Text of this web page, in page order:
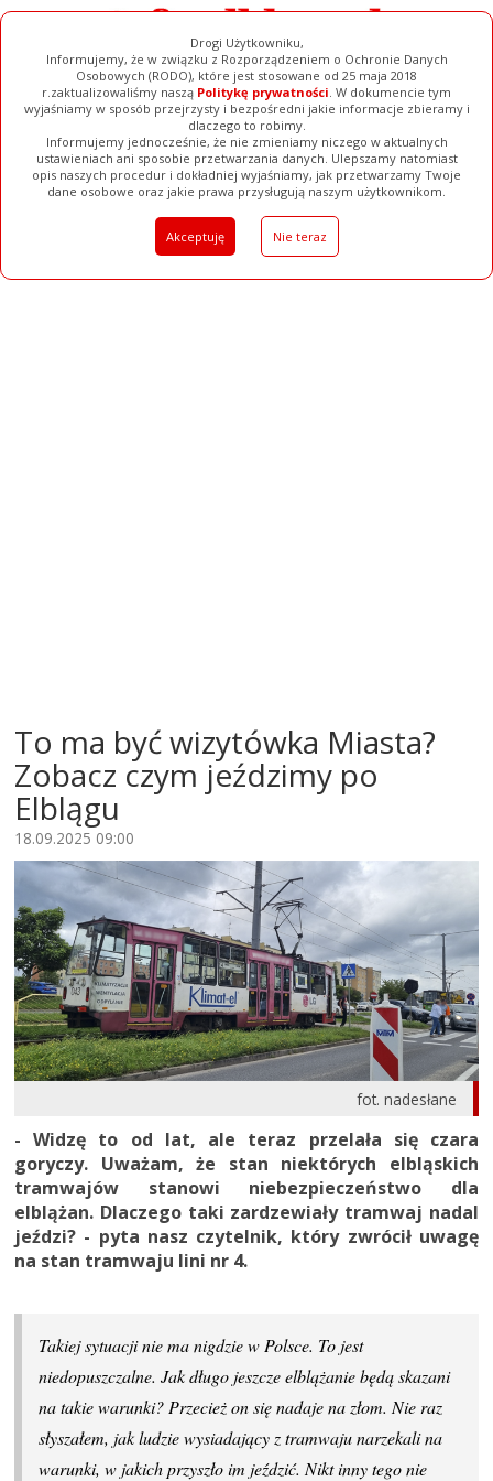
Drogi Użytkowniku,
Informujemy, że w związku z Rozporządzeniem o Ochronie Danych
Osobowych (RODO), które jest stosowane od 25 maja 2018
r.zaktualizowaliśmy naszą Politykę prywatności. W dokumencie tym
wyjaśniamy w sposób przejrzysty i bezpośredni jakie informacje zbieramy i
dlaczego to robimy.
Informujemy jednocześnie, że nie zmieniamy niczego w aktualnych
ustawieniach ani sposobie przetwarzania danych. Ulepszamy natomiast
opis naszych procedur i dokładniej wyjaśniamy, jak przetwarzamy Twoje
dane osobowe oraz jakie prawa przysługują naszym użytkownikom.
Akceptuję Nie teraz
Ogłoszenia Filmy Galerie Baza Firm Pełna Wersja
To ma być wizytówka Miasta?
Zobacz czym jeździmy po
Elblągu
18.09.2025 09:00
fot. nadesłane
- Widzę to od lat, ale teraz przelała się czara
goryczy. Uważam, że stan niektórych elbląskich
tramwajów stanowi niebezpieczeństwo dla
elblążan. Dlaczego taki zardzewiały tramwaj nadal
jeździ? - pyta nasz czytelnik, który zwrócił uwagę
na stan tramwaju lini nr 4.
Takiej sytuacji nie ma nigdzie w Polsce. To jest
niedopuszczalne. Jak długo jeszcze elblążanie będą skazani
na takie warunki? Przecież on się nadaje na złom. Nie raz
słyszałem, jak ludzie wysiadający z tramwaju narzekali na
warunki, w jakich przyszło im jeździć. Nikt inny tego nie